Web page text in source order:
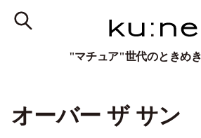
"マチュア"世代のときめき
オーバー ザ サン